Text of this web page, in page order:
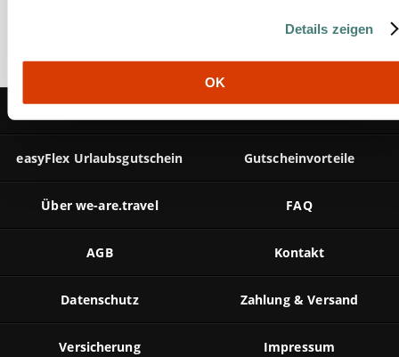
w
a
l
Details zeigen
OK
easyFlex Urlaubsgutschein Gutscheinvorteile
Über we-are.travel FAQ
AGB Kontakt
Datenschutz Zahlung & Versand
Versicherung Impressum